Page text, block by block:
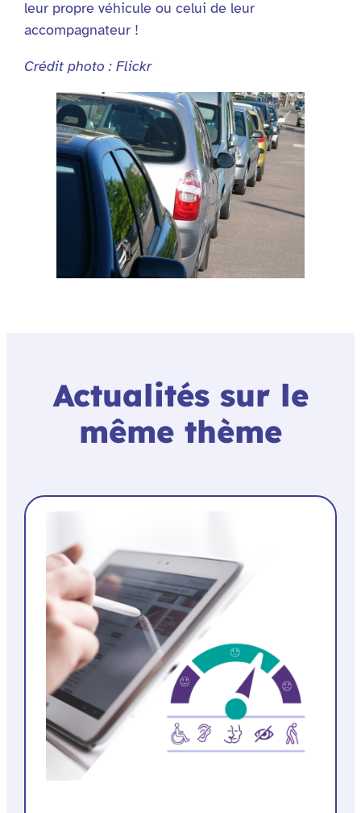
leur propre véhicule ou celui de leur
accompagnateur !
Crédit photo : Flickr
Actualités sur le
même thème